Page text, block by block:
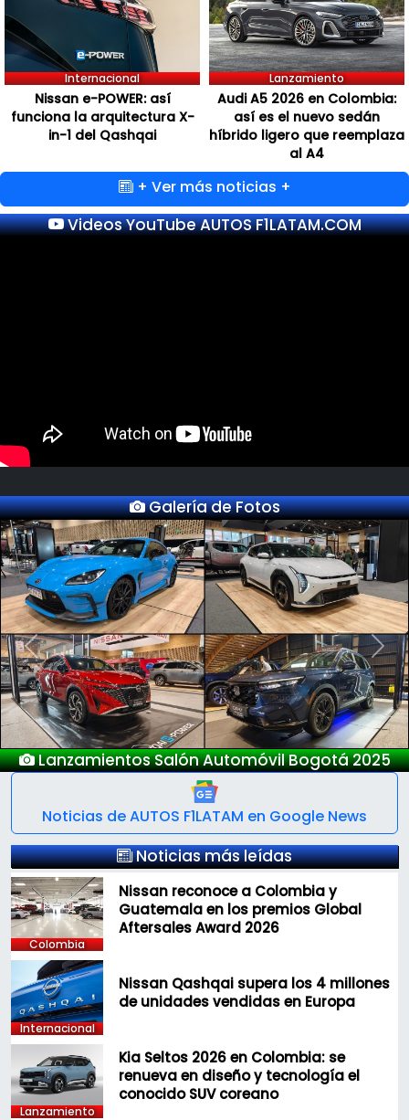
Internacional
Nissan e-POWER: así
funciona la arquitectura X-
in-1 del Qashqai
Lanzamiento
Audi A5 2026 en Colombia:
así es el nuevo sedán
híbrido ligero que reemplaza
al A4
+ Ver más noticias +
Videos YouTube AUTOS F1LATAM.COM
Galería de Fotos
Lanzamientos Salón Automóvil Bogotá 2025
Previous Next
Noticias de AUTOS F1LATAM en Google News
Noticias más leídas
Colombia
Nissan reconoce a Colombia y
Guatemala en los premios Global
Aftersales Award 2026
Internacional
Nissan Qashqai supera los 4 millones
de unidades vendidas en Europa
Lanzamiento
Kia Seltos 2026 en Colombia: se
renueva en diseño y tecnología el
conocido SUV coreano